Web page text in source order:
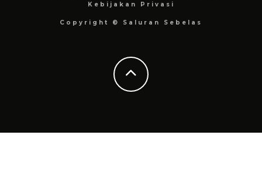
Kebijakan Privasi
Copyright © Saluran Sebelas